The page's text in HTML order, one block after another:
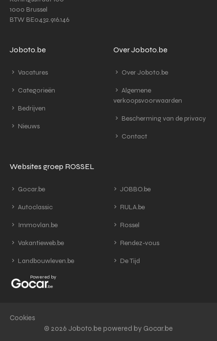
1000 Brussel
BTW BE0432.916.146
Joboto.be
Vacatures
Categorieën
Bedrijven
Nieuws
Over Joboto.be
Over Joboto.be
Algemene
verkoopsvoorwaarden
Bescherming van de privacy
Contact
Websites groep ROSSEL
Gocar.be
Autoclassic
Immovlan.be
Vakantieweb.be
Landbouwleven.be
JOBBO.be
RULA.be
Rossel
Rendez-vous
De Tijd
Powered by
Cookies
© 2026 Joboto.be powered by Gocar.be